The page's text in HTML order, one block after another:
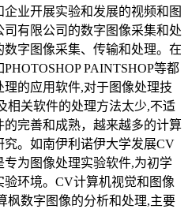
业开展实验和发展的视频和图
有限公司的数字图像采集和处
字图像采集、传输和处理。在
PAINTSHOP等都
的应用软件,对于图像处理技
相关软件的处理方法太少,不适
完善和成熟，越来越多的计算
。如南伊利诺伊大学发展CV
为图像处理实验软件,为初学
环境。CV计算机视觉和图像
枫数字图像的分析和处理,主要